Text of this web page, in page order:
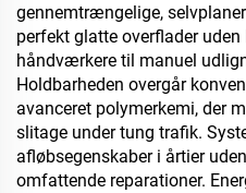
gennemtrængelige,
perfekt glatte overflader
håndværkere til manuel
Holdbarheden overgår
avanceret polymerkemi, der
slitage under tung trafik.
afløbsegenskaber i årtier
omfattende reparationer.